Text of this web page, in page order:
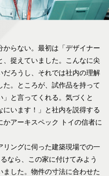
らない。最初は「デザイナー
捉えていました。こんなに尖
だろうし、それでは社内の理解
。ところが、試作品を持って
と言ってくれる。気づくと
にいます！」と社内を説得する
アーキスペック トイの信者に
ングに伺った建築現場での一
なら、この家に付けてみよう
した。物件の寸法に合わせた